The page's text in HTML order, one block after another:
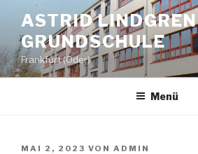
Inhalt
springen
ASTRID LINDGREN
GRUNDSCHULE
Frankfurt (Oder)
Menü
VERÖFFENTLICHT
MAI 2, 2023 VON ADMIN